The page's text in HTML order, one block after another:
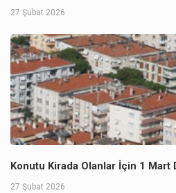
27 Şubat 2026
Konutu Kirada Olanlar İçin 1 Mart
27 Şubat 2026